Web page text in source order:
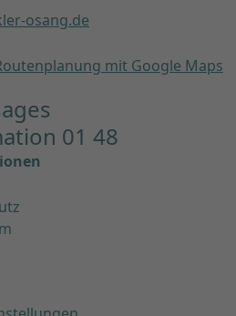
osang.de
mit Google Maps